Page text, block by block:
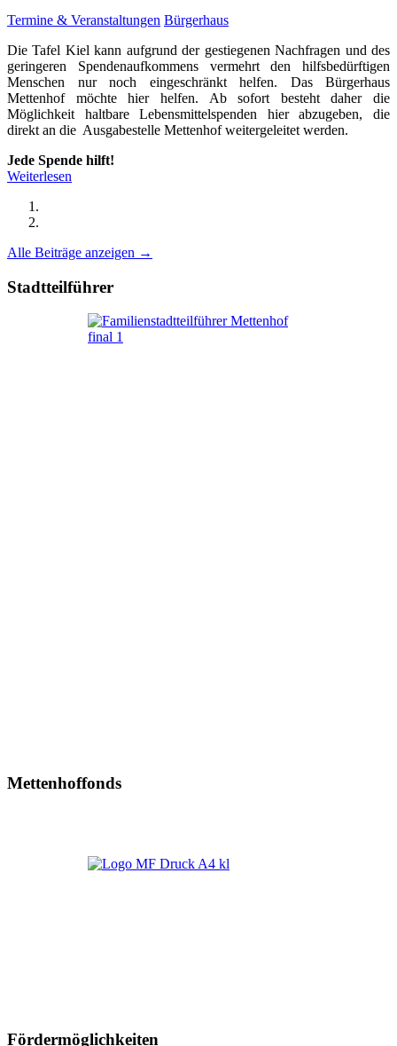
Termine & Veranstaltungen Bürgerhaus
Die Tafel Kiel kann aufgrund der gestiegenen Nachfragen und des
geringeren Spendenaufkommens vermehrt den hilfsbedürftigen
Menschen nur noch eingeschränkt helfen. Das Bürgerhaus
Mettenhof möchte hier helfen. Ab sofort besteht daher die
Möglichkeit haltbare Lebensmittelspenden hier abzugeben, die
direkt an die Ausgabestelle Mettenhof weitergeleitet werden.
Jede Spende hilft!
Weiterlesen
Alle Beiträge anzeigen →
Stadtteilführer
Mettenhoffonds
Fördermöglichkeiten